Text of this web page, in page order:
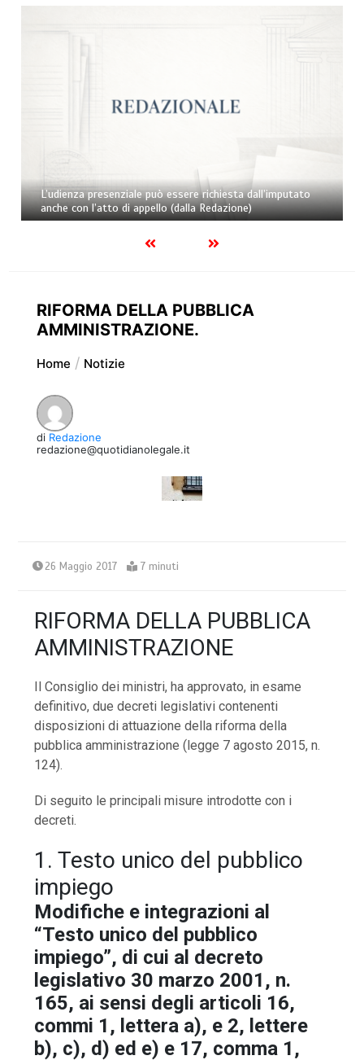
L’udienza presenziale può essere richiesta dall’imputato
anche con l’atto di appello (dalla Redazione)
RIFORMA DELLA PUBBLICA
AMMINISTRAZIONE.
Home Notizie
di Redazione
redazione@quotidianolegale.it
26 Maggio 2017 7 minuti
RIFORMA DELLA PUBBLICA
AMMINISTRAZIONE
Il Consiglio dei ministri, ha approvato, in esame
definitivo, due decreti legislativi contenenti
disposizioni di attuazione della riforma della
pubblica amministrazione (legge 7 agosto 2015, n.
124).
Di seguito le principali misure introdotte con i
decreti.
1. Testo unico del pubblico
impiego
Modifiche e integrazioni al
“Testo unico del pubblico
impiego”, di cui al decreto
legislativo 30 marzo 2001, n.
165, ai sensi degli articoli 16,
commi 1, lettera a), e 2, lettere
b), c), d) ed e) e 17, comma 1,